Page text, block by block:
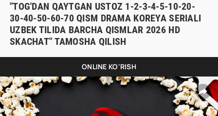
"TOG'DAN QAYTGAN USTOZ 1-2-3-4-5-10-20-
30-40-50-60-70 QISM DRAMA KOREYA SERIALI
UZBEK TILIDA BARCHA QISMLAR 2026 HD
SKACHAT" TAMOSHA QILISH
ONLINE KO'RISH